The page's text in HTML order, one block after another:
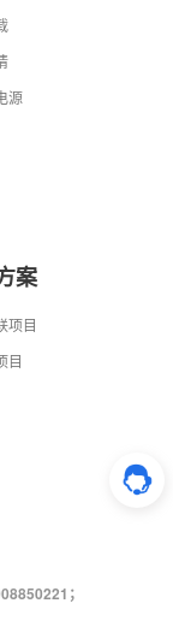
源
案
项目
目
；